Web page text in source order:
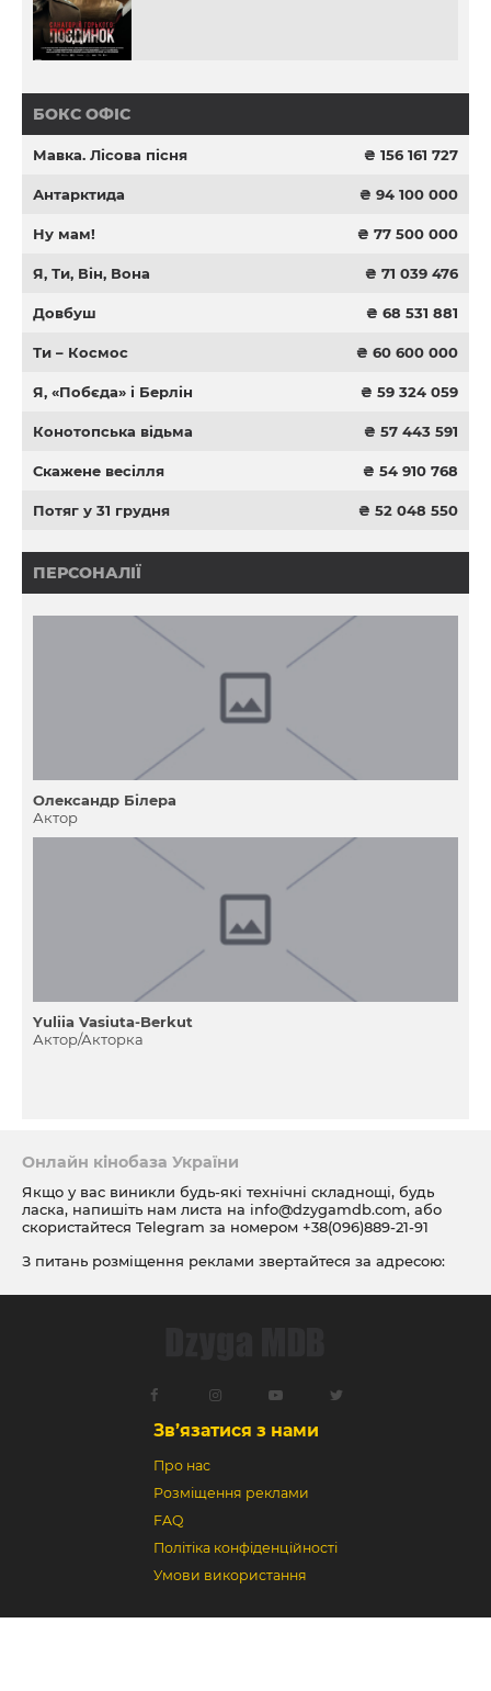
БОКС ОФІС
Мавка. Лісова пісня ₴ 156 161 727
Антарктида ₴ 94 100 000
Ну мам! ₴ 77 500 000
Я, Ти, Він, Вона ₴ 71 039 476
Довбуш ₴ 68 531 881
Ти – Космос ₴ 60 600 000
Я, «Побєда» і Берлін ₴ 59 324 059
Конотопська відьма ₴ 57 443 591
Скажене весілля ₴ 54 910 768
Потяг у 31 грудня ₴ 52 048 550
ПЕРСОНАЛІЇ
Олександр Білера
Актор
Yuliia Vasiuta-Berkut
Актор/Акторка
Онлайн кінобаза України
Якщо у вас виникли будь-які технічні складнощі, будь
ласка, напишіть нам листа на info@dzygamdb.com, або
скористайтеся Telegram за номером +38(096)889-21-91
З питань розміщення реклами звертайтеся за адресою:
посиланням
Зв’язатися з нами
Про нас
Розміщення реклами
FAQ
Політіка конфіденційності
Умови використання